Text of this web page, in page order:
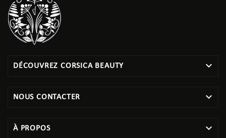
DÉCOUVREZ CORSICA BEAUTY 
NOUS CONTACTER 
À PROPOS 